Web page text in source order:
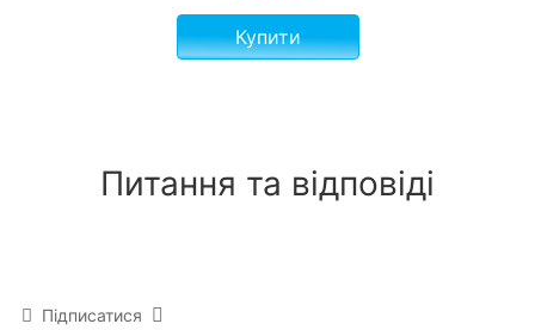
Купити
Питання та відповіді
Підписатися